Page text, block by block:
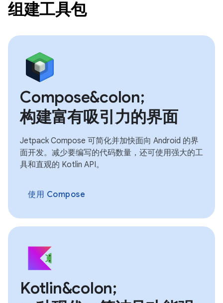
组建工具包
Compose&colon;
构建富有吸引力的界面
Jetpack Compose 可简化并加快面向 Android 的界
面开发。减少要编写的代码数量，还可使用强大的工
具和直观的 Kotlin API。
使用 Compose
Kotlin&colon;